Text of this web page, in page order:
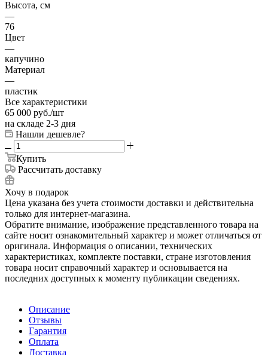
Высота, см
—
76
Цвет
—
капучино
Материал
—
пластик
Все характеристики
65 000 руб./шт
на складе 2-3 дня
Нашли дешевле?
Купить
Рассчитать доставку
Хочу в подарок
Цена указана без учета стоимости доставки и действительна
только для интернет-магазина.
Обратите внимание, изображение представленного товара на
сайте носит ознакомительный характер и может отличаться от
оригинала. Информация о описании, технических
характеристиках, комплекте поставки, стране изготовления
товара носит справочный характер и основывается на
последних доступных к моменту публикации сведениях.
Описание
Отзывы
Гарантия
Оплата
Доставка